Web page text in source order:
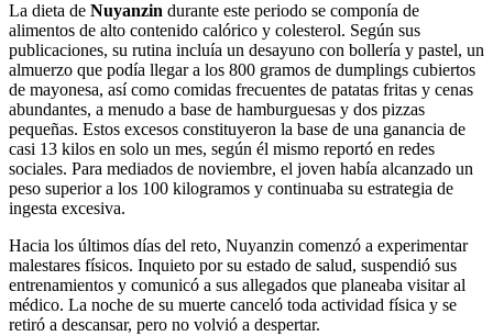
La dieta de Nuyanzin durante este periodo se componía de
alimentos de alto contenido calórico y colesterol. Según sus
publicaciones, su rutina incluía un desayuno con bollería y pastel, un
almuerzo que podía llegar a los 800 gramos de dumplings cubiertos
de mayonesa, así como comidas frecuentes de patatas fritas y cenas
abundantes, a menudo a base de hamburguesas y dos pizzas
pequeñas. Estos excesos constituyeron la base de una ganancia de
casi 13 kilos en solo un mes, según él mismo reportó en redes
sociales. Para mediados de noviembre, el joven había alcanzado un
peso superior a los 100 kilogramos y continuaba su estrategia de
ingesta excesiva.
Hacia los últimos días del reto, Nuyanzin comenzó a experimentar
malestares físicos. Inquieto por su estado de salud, suspendió sus
entrenamientos y comunicó a sus allegados que planeaba visitar al
médico. La noche de su muerte canceló toda actividad física y se
retiró a descansar, pero no volvió a despertar.